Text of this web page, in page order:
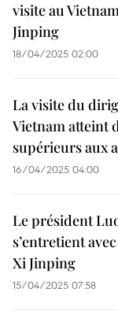
visite au
Jinping
18/04/2025 02:00
La visite du
Vietnam atteint
supérieurs aux
16/04/2025 04:00
Le président
s’entretient
Xi Jinping
15/04/2025 07:58